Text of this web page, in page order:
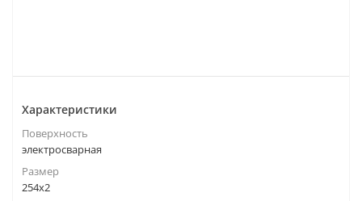
Характеристики
Поверхность
электросварная
Размер
254х2